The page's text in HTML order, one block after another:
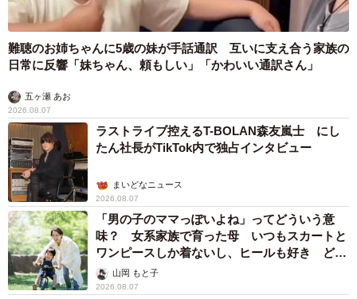
難聴のお姉ちゃんに5歳の妹が手話通訳 互いに支え合う家族の
日常に反響「妹ちゃん、頼もしい」「かわいい通訳さん」
五ヶ瀬 あお
2026.08.07
ラストライブ控えるT-BOLAN森友嵐士 にし
たん社長がTikTok内で独占インタビュー
まいどなニュース
2026.08.07
「男の子のママっぽいよね」ってどういう意
味？ 女系家族で育った母 いつもスカートと
ワンピースしか着ないし、ヒールも好き どの
へんが…
山岡 もと子
2026.08.07